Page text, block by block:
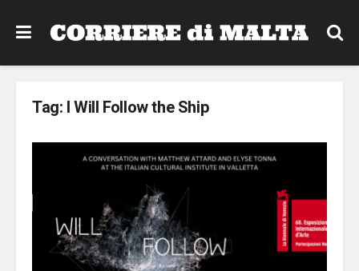
Tag: I Will Follow the Ship